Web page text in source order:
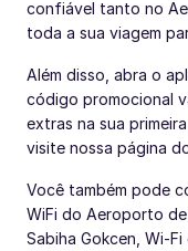
confiável tanto no
toda a sua viagem
Além disso, abra o
código promocional
extras na sua
visite nossa página
Você também pode
WiFi do Aeroporto
Sabiha Gokcen, Wi-